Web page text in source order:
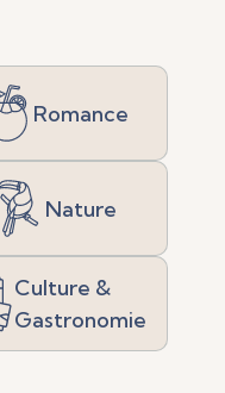
Romance
Nature
Culture &
Gastronomie